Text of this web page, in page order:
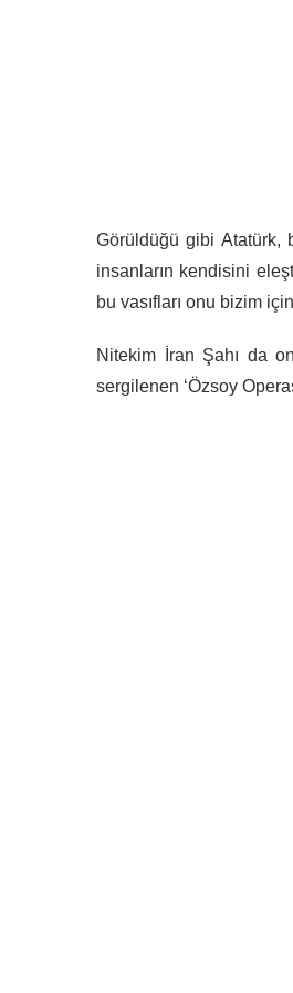
Görüldüğü gibi Atatürk,
insanların kendisini
bu vasıfları onu bizim
Nitekim İran Şahı da
sergilenen ‘Özsoy